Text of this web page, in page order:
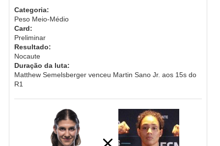
Categoria:
Peso Meio-Médio
Card:
Preliminar
Resultado:
Nocaute
Duração da luta:
Matthew Semelsberger venceu Martin Sano Jr. aos 15s do
R1